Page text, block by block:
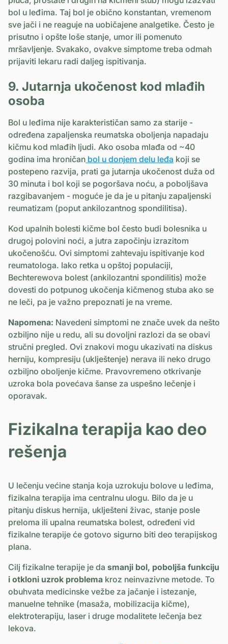
bol u leđima. Taj bol je obično konstantan, vremenom
sve jači i ne reaguje na uobičajene analgetike. Često je
prisutno i opšte loše stanje, umor ili pomenuto
mršavljenje. Svakako, ovakve simptome treba odmah
prijaviti lekaru radi daljeg ispitivanja.
9. Jutarnja ukočenost kod mlađih
osoba
Bol u leđima nije karakterističan samo za starije -
određena zapaljenska reumatska oboljenja napadaju
kičmu kod mlađih ljudi. Ako osoba mlađa od ~40
godina ima hroničan bol u donjem delu leđa koji se
postepeno razvija, prati ga jutarnja ukočenost duža od
30 minuta i bol koji se pogoršava noću, a poboljšava
razgibavanjem - moguće je da je u pitanju zapaljenski
reumatizam (poput ankilozantnog spondilitisa).
Kod upalnih bolesti kičme bol često budi bolesnika u
drugoj polovini noći, a jutra započinju izrazitom
ukočenošću. Ovi simptomi zahtevaju ispitivanje kod
reumatologa. Iako retka u opštoj populaciji,
Bechterewova bolest (ankilozantni spondilitis) može
dovesti do potpunog ukočenja kičmenog stuba ako se
ne leči, pa je važno prepoznati je na vreme.
Napomena: Navedeni simptomi ne znače uvek da nešto
ozbiljno nije u redu, ali su dovoljni razlozi da se obavi
stručni pregled. Ovi znakovi mogu ukazivati na diskus
herniju, kompresiju (uklještenje) nerava ili neko drugo
ozbiljno oboljenje kičme. Pravovremeno otkrivanje
uzroka bola povećava šanse za uspešno lečenje i
oporavak.
Fizikalna terapija kao deo
rešenja
U lečenju većine stanja koja uzrokuju bolove u leđima,
fizikalna terapija ima centralnu ulogu. Bilo da je u
pitanju diskus hernija, uklješteni živac, stanje posle
preloma ili upalna reumatska bolest, određeni vid
fizikalne terapije će gotovo sigurno biti deo terapijskog
plana.
Cilj fizikalne terapije je da smanji bol, poboljša funkciju
i otkloni uzrok problema kroz neinvazivne metode. To
obuhvata medicinske vežbe za jačanje i istezanje,
manuelne tehnike (masaža, mobilizacija kičme),
elektroterapiju, laser i druge modalitete lečenja bez
lekova.